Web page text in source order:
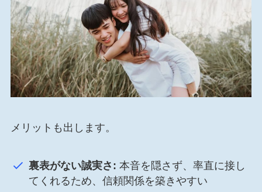
メリットも出します。
裏表がない誠実さ: 本音を隠さず、率直に接し
てくれるため、信頼関係を築きやすい